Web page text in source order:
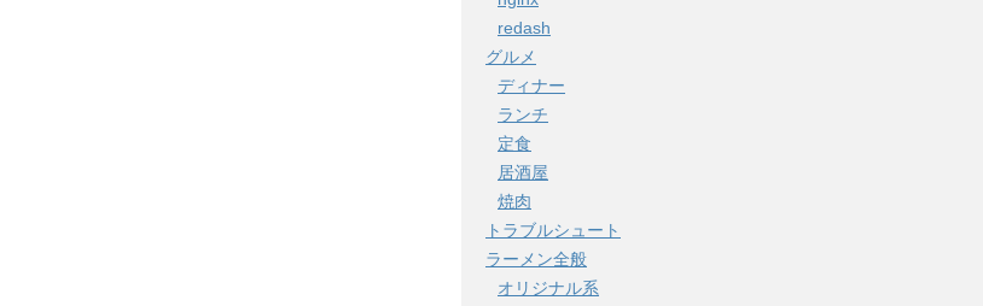
redash
グルメ
ディナー
ランチ
定食
居酒屋
焼肉
トラブルシュート
ラーメン全般
オリジナル系